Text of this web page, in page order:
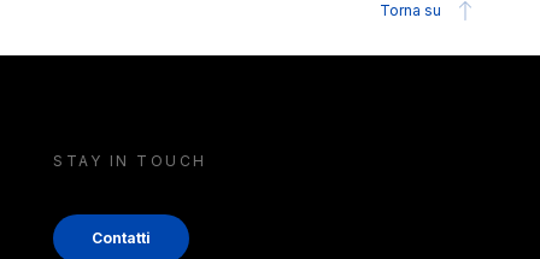
Torna su
STAY IN TOUCH
Contatti